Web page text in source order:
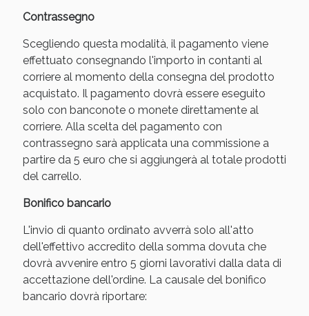
Contrassegno
Scegliendo questa modalità, il pagamento viene
effettuato consegnando l'importo in contanti al
corriere al momento della consegna del prodotto
acquistato. Il pagamento dovrà essere eseguito
solo con banconote o monete direttamente al
corriere. Alla scelta del pagamento con
contrassegno sarà applicata una commissione a
partire da 5 euro che si aggiungerà al totale prodotti
del carrello.
Bonifico bancario
L'invio di quanto ordinato avverrà solo all'atto
dell'effettivo accredito della somma dovuta che
dovrà avvenire entro 5 giorni lavorativi dalla data di
accettazione dell'ordine. La causale del bonifico
bancario dovrà riportare:
Sconto fino al 55% disponibile oggi!